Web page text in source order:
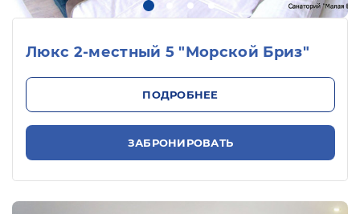
Люкс 2-местный 5 "Морской Бриз"
ПОДРОБНЕЕ
ЗАБРОНИРОВАТЬ